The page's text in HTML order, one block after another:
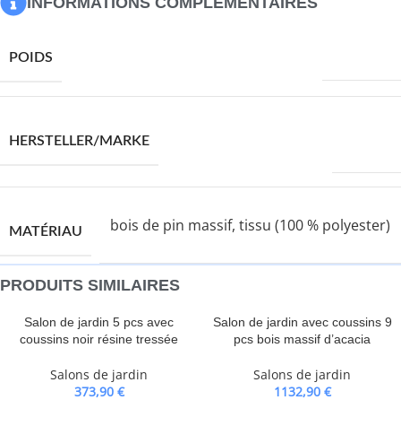
POIDS
HERSTELLER/MARKE
MATÉRIAU bois de pin massif, tissu (100 % polyester)
PRODUITS SIMILAIRES
Salon de jardin 5 pcs avec
coussins noir résine tressée
Salons de jardin
373,90 €
Salon de jardin avec coussins 9
pcs bois massif d’acacia
Salons de jardin
1132,90 €